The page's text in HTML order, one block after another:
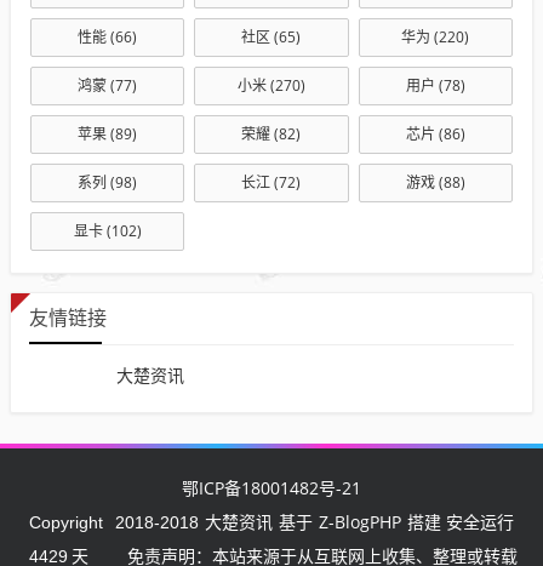
性能(66) 社区 (65) 华为 (220)
鸿蒙(77) 小米(270) 用户 (78)
苹果(89) 荣耀(82) 芯片 (86)
系列 (98) 长江(72) 游戏(88)
显卡(102)
友情链接
大楚资讯
鄂ICP备18001482号-21
Copyright 2018-2018 大楚资讯 基于 Z-BlogPHP 搭建 安全运行
4429 天 免责声明：本站来源于从互联网上收集、整理或转载